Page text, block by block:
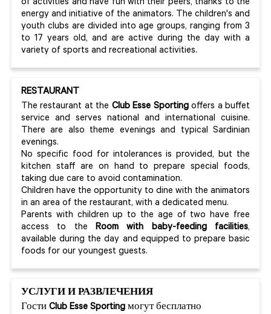
of activities and have fun with their peers, thanks to the
energy and initiative of the animators. The children's and
youth clubs are divided into age groups, ranging from 3
to 17 years old, and are active during the day with a
variety of sports and recreational activities.
RESTAURANT
The restaurant at the Club Esse Sportingoffers a buffet
service and serves national and international cuisine.
There are also theme evenings and typical Sardinian
evenings.
No specific food for intolerances is provided, but the
kitchen staff are on hand to prepare special foods,
taking due care to avoid contamination.
Children have the opportunity to dine with the animators
in an area of the restaurant, with a dedicated menu.
Parents with children up to the age of two have free
access to the Room with baby-feeding facilities,
available during the day and equipped to prepare basic
foods for our youngest guests.
УСЛУГИ И РАЗВЛЕЧЕНИЯ
Гости Club Esse Sporting могут бесплатно